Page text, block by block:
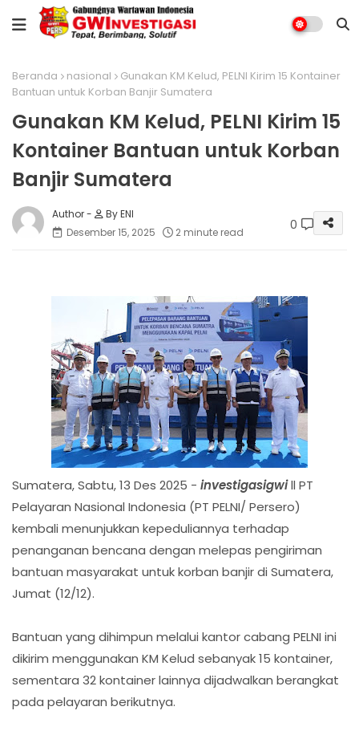
Beranda nasional
Gunakan KM Kelud, PELNI Kirim 15 Kontainer
Bantuan untuk Korban Banjir Sumatera
Gunakan KM Kelud, PELNI Kirim 15
Kontainer Bantuan untuk Korban
Banjir Sumatera
By ENI
Desember 15, 2025
2 minute read 0
Sumatera, Sabtu, 13 Des 2025 - investigasigwill PT
Pelayaran Nasional Indonesia (PT PELNI/ Persero)
kembali menunjukkan kepeduliannya terhadap
penanganan bencana dengan melepas pengiriman
bantuan masyarakat untuk korban banjir di Sumatera,
Jumat (12/12).
Bantuan yang dihimpun melalui kantor cabang PELNI ini
dikirim menggunakan KM Kelud sebanyak 15 kontainer,
sementara 32 kontainer lainnya dijadwalkan berangkat
pada pelayaran berikutnya.